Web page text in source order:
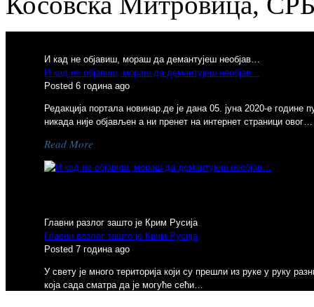
И кад не објавиш, мораш да демантујеш необјав…
И кад не објавиш, мораш да демантујеш необјав…
Posted 6 година ago
Редакција портала новинар.де је дана 05. јуна 2020-е године
никада није објављен а ни пренет на интернет страници овог…
Read More
Главни разлог зашто је Крим Русија
Главни разлог зашто је Крим Русија
Posted 7 година ago
У свету је много територија који су прешли из руке у руку
која сада сматра да је могуће сећи…